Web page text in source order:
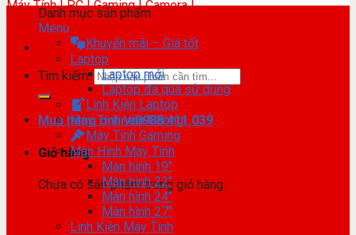
Tìm kiếm:
Mua hàng online0988.411.039
Giỏ hàng
Chưa có sản phẩm trong giỏ hàng.
Danh mục sản phẩm
Menu
Khuyến mãi – Giá tốt
Laptop
Laptop mới
Laptop đã qua sử dụng
Linh Kiện Laptop
Máy Tính Văn Phòng
Máy Tính Gaming
Màn Hình Máy Tính
Màn hình 19″
Màn hình 22″
Màn hình 24″
Màn hình 27″
Linh Kiện Máy Tính